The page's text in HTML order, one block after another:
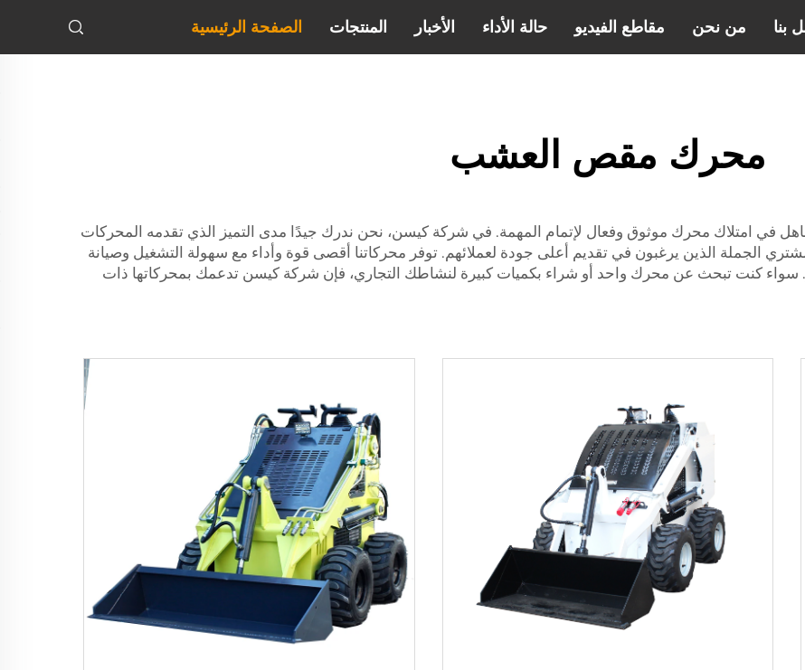
الصفحة الرئيسية المنتجات الأخبار حالة الأداء مقاطع الفيديو من نحن بنا
محرك مقص العشب
في امتلاك محرك موثوق وفعال لإتمام المهمة. في شركة كيسن، نحن ندرك جيدًا مدى التميز الذي تقدمه المحركات
الجملة الذين يرغبون في تقديم أعلى جودة لعملائهم. توفر محركاتنا أقصى قوة وأداء مع سهولة التشغيل وصيانة
كنت تبحث عن محرك واحد أو شراء بكميات كبيرة لنشاطك التجاري، فإن شركة كيسن تدعمك بمحركاتها ذات